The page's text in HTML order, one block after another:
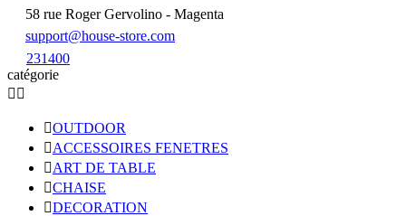
58 rue Roger Gervolino - Magenta
support@house-store.com
231400
catégorie
 
OUTDOOR
ACCESSOIRES FENETRES
ART DE TABLE
CHAISE
DECORATION